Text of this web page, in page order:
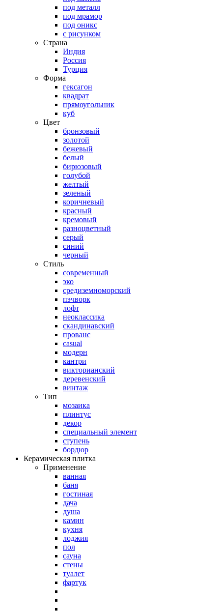
под металл
под мрамор
под оникс
с рисунком
Страна
Индия
Россия
Турция
Форма
гексагон
квадрат
прямоугольник
куб
Цвет
бронзовый
золотой
бежевый
белый
бирюзовый
голубой
желтый
зеленый
коричневый
красный
кремовый
разноцветный
серый
синий
черный
Стиль
современный
эко
средиземноморский
пэчворк
лофт
неоклассика
скандинавский
прованс
casual
модерн
кантри
викторианский
деревенский
винтаж
Тип
мозаика
плинтус
декор
специальный элемент
ступень
бордюр
Керамическая плитка
Применение
ванная
баня
гостиная
дача
душа
камин
кухня
лоджия
пол
сауна
стены
туалет
фартук